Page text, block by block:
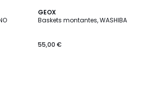
GEOX
Baskets montantes, WASHIBA
55,00 €